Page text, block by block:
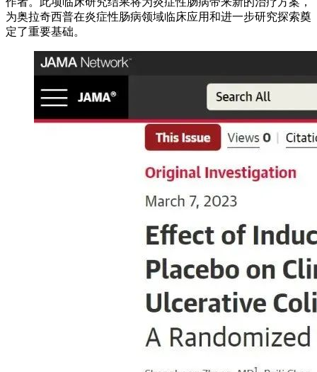
为奥拉奇西普在炎症性肠病领域临床应用和进一步研究探索奠
定了重要基础。